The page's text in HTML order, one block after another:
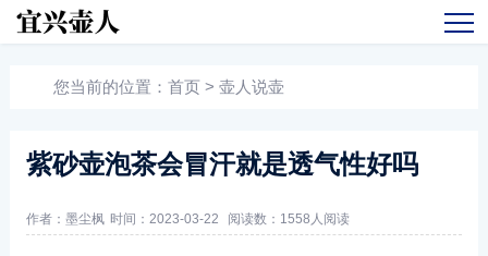
您当前的位置： 首页 > 壶人说壶
紫砂壶泡茶会冒汗就是透气性好吗
作者：墨尘枫 时间：2023-03-22 阅读数： 1558人阅读